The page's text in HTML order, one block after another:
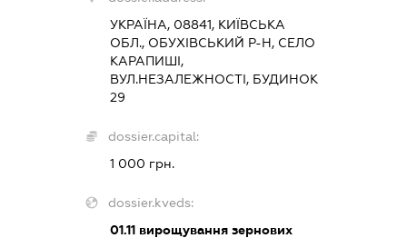
УКРАЇНА, 08841, КИЇВСЬКА
ОБЛ., ОБУХІВСЬКИЙ Р-Н, СЕЛО
КАРАПИШІ,
ВУЛ.НЕЗАЛЕЖНОСТІ, БУДИНОК
29
dossier.capital:
1 000 грн.
dossier.kveds:
01.11 вирощування зернових